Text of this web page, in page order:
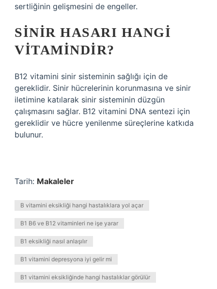
sertliğinin gelişmesini de engeller.
SINIR HASARI HANGI
VITAMINDIR?
B12 vitamini sinir sisteminin sağlığı için de
gereklidir. Sinir hücrelerinin korunmasına ve sinir
iletimine katılarak sinir sisteminin düzgün
çalışmasını sağlar. B12 vitamini DNA sentezi için
gereklidir ve hücre yenilenme süreçlerine katkıda
bulunur.
Tarih: Makaleler
B vitamini eksikliği hangi hastalıklara yol açar
B1 B6 ve B12 vitaminleri ne işe yarar
B1 eksikliği nasıl anlaşılır
B1 vitamini depresyona iyi gelir mi
B1 vitamini eksikliğinde hangi hastalıklar görülür